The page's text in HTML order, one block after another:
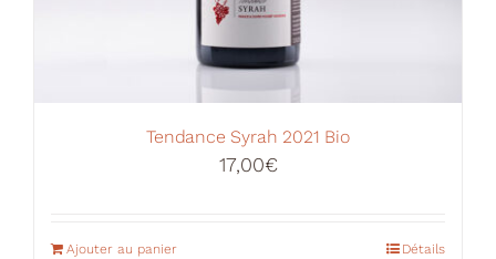
Tendance Syrah 2021 Bio
17,00€
Ajouter au panier Détails